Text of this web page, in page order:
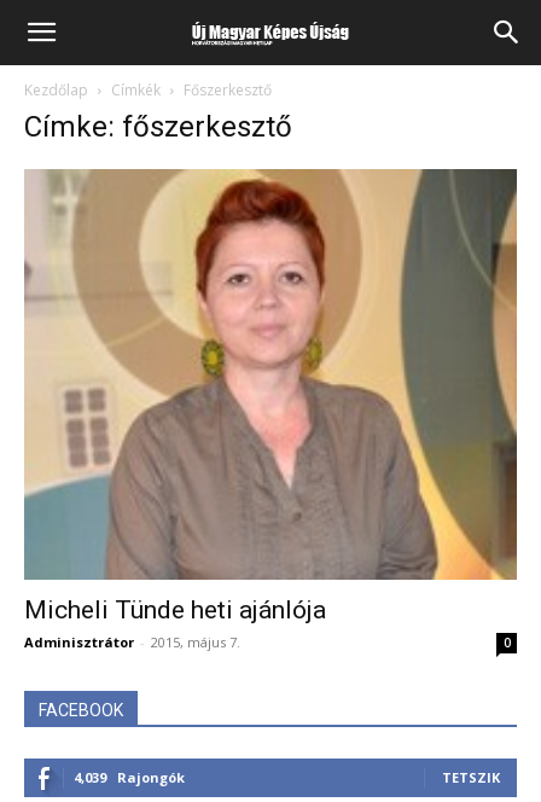
Kezdőlap Címkék Főszerkesztő
Címke: főszerkesztő
Micheli Tünde heti ajánlója
Adminisztrátor - 2015, május 7. 0
FACEBOOK
4,039 Rajongók TETSZIK